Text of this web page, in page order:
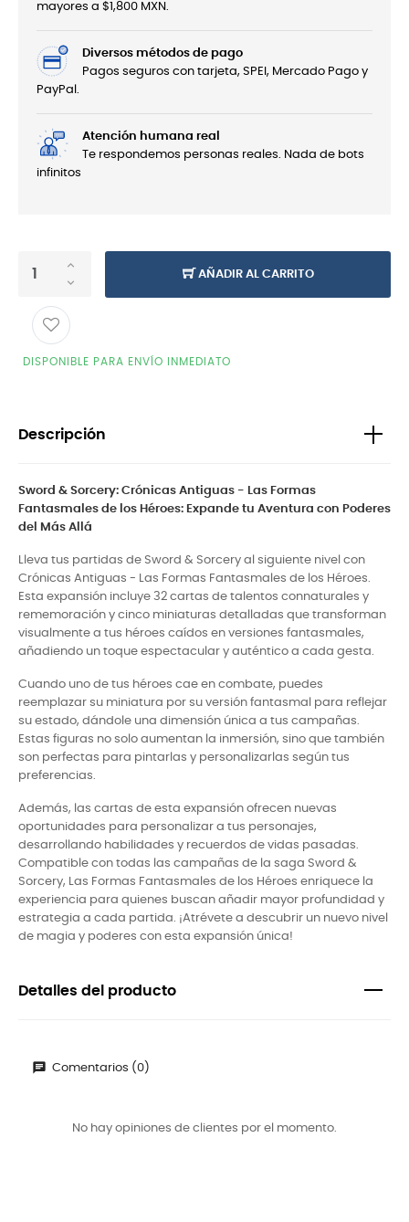
mayores a $1,800 MXN.
Diversos métodos de pago
Pagos seguros con tarjeta, SPEI, Mercado Pago y
PayPal.
Atención humana real
Te respondemos personas reales. Nada de bots
infinitos
AÑADIR AL CARRITO
DISPONIBLE PARA ENVÍO INMEDIATO
Descripción
Sword & Sorcery: Crónicas Antiguas - Las Formas
Fantasmales de los Héroes: Expande tu Aventura con Poderes
del Más Allá
Lleva tus partidas de Sword & Sorcery al siguiente nivel con
Crónicas Antiguas - Las Formas Fantasmales de los Héroes.
Esta expansión incluye 32 cartas de talentos connaturales y
rememoración y cinco miniaturas detalladas que transforman
visualmente a tus héroes caídos en versiones fantasmales,
añadiendo un toque espectacular y auténtico a cada gesta.
Cuando uno de tus héroes cae en combate, puedes
reemplazar su miniatura por su versión fantasmal para reflejar
su estado, dándole una dimensión única a tus campañas.
Estas figuras no solo aumentan la inmersión, sino que también
son perfectas para pintarlas y personalizarlas según tus
preferencias.
Además, las cartas de esta expansión ofrecen nuevas
oportunidades para personalizar a tus personajes,
desarrollando habilidades y recuerdos de vidas pasadas.
Compatible con todas las campañas de la saga Sword &
Sorcery, Las Formas Fantasmales de los Héroes enriquece la
experiencia para quienes buscan añadir mayor profundidad y
estrategia a cada partida. ¡Atrévete a descubrir un nuevo nivel
de magia y poderes con esta expansión única!
Detalles del producto
Comentarios (0)
No hay opiniones de clientes por el momento.